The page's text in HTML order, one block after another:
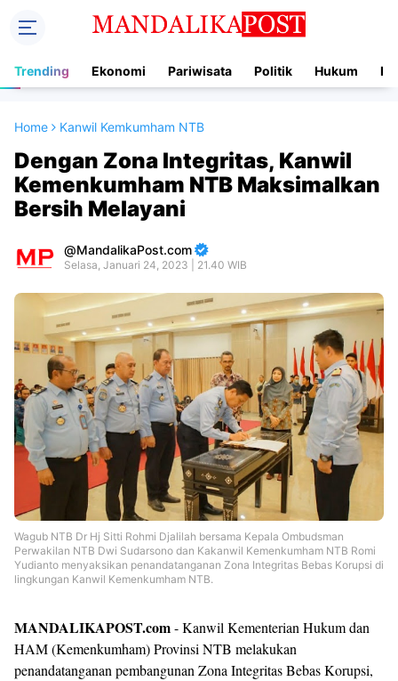
Trending Ekonomi Pariwisata Politik Hukum
Home Kanwil Kemkumham NTB
Dengan Zona Integritas, Kanwil
Kemenkumham NTB Maksimalkan
Bersih Melayani
MandalikaPost.com
Selasa, Januari 24, 2023 | 21.40 WIB
Wagub NTB Dr Hj Sitti Rohmi Djalilah bersama Kepala Ombudsman
Perwakilan NTB Dwi Sudarsono dan Kakanwil Kemenkumham NTB Romi
Yudianto menyaksikan penandatanganan Zona Integritas Bebas Korupsi di
lingkungan Kanwil Kemenkumham NTB.
MANDALIKAPOST.com- Kanwil Kementerian Hukum dan
HAM (Kemenkumham) Provinsi NTB melakukan
penandatanganan pembangunan Zona Integritas Bebas Korupsi,